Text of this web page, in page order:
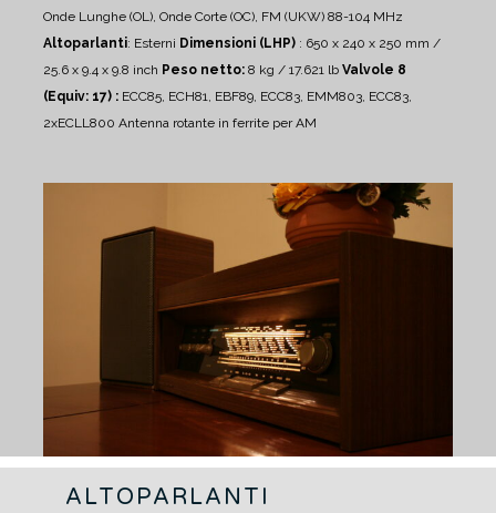
Onde Lunghe (OL), Onde Corte (OC), FM (UKW) 88-104 MHz
Altoparlanti: Esterni Dimensioni (LHP) : 650 x 240 x 250 mm /
25.6 x 9.4 x 9.8 inch Peso netto: 8 kg / 17.621 lb Valvole 8
(Equiv: 17) : ECC85, ECH81, EBF89, ECC83, EMM803, ECC83,
2xECLL800 Antenna rotante in ferrite per AM
ALTOPARLANTI